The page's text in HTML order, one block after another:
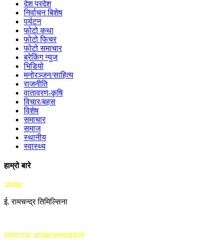
देश परदेश
निर्वाचन बिशेष
पर्यटन
फोटो कथा
फोटो फिचर
फोटो समाचार
ब्रेकिंग न्युज
भिडियो
मनोरञ्जन/साहित्य
राजनीति
वातावरण-कृषि
विचार/बहस
विशेष
समाचार
समाज
स्थानीय
स्वास्थ्य
हाम्रो बारे
अध्यक्ष
ई. रामचन्द्र तिमिल्सिना
संस्थापक अध्यक्ष/सल्लाहकार